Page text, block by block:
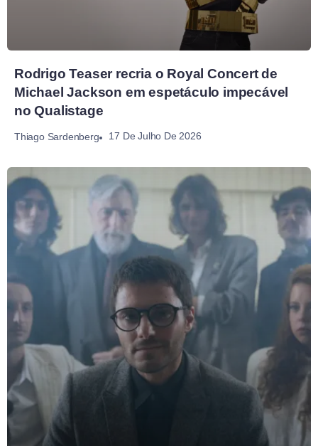
Rodrigo Teaser recria o Royal Concert de
Michael Jackson em espetáculo impecável
no Qualistage
Thiago Sardenberg 17 De Julho De 2026